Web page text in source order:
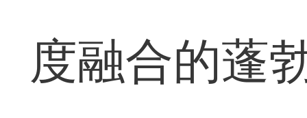
度融合的蓬